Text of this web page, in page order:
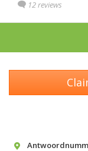
12 reviews